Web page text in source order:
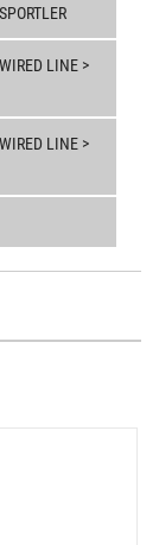
LINE >
LINE >